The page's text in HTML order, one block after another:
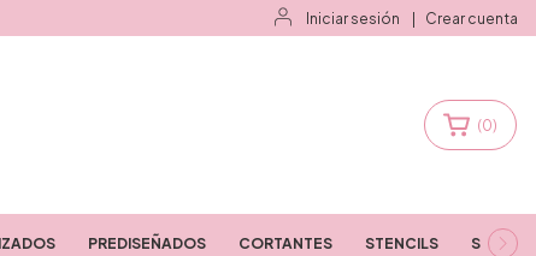
Iniciar sesión Crear cuenta
(0)
PREDISEÑADOS CORTANTES STENCILS STAMPS